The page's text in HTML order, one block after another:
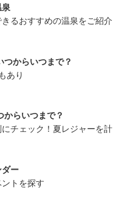
るおすすめの温泉をご紹介
からいつまで？
あり
からいつまで？
チェック！夏レジャーを計
ー
トを探す